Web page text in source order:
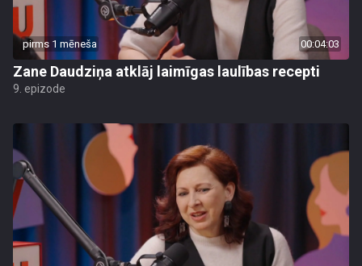
pirms 1 mēneša 00:04:03
Zane Daudziņa atklāj laimīgas laulības recepti
9. epizode